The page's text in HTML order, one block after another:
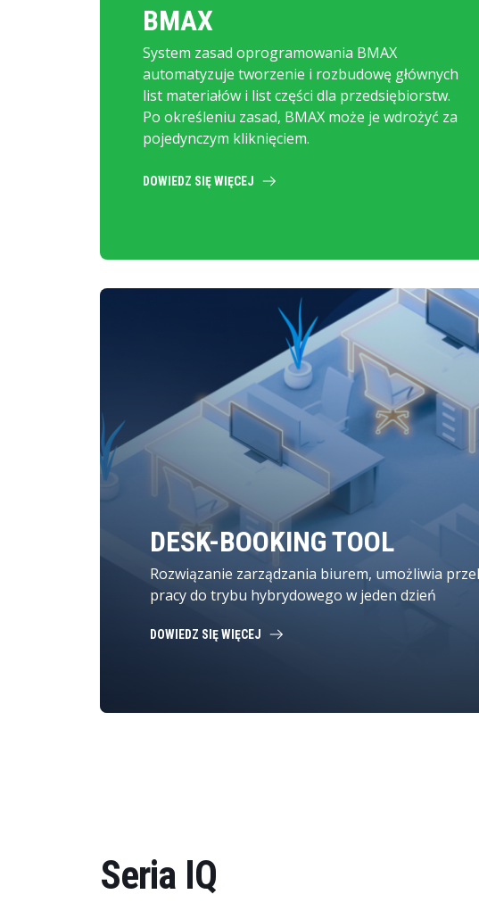
BMAX
System zasad oprogramowania BMAX
automatyzuje tworzenie i rozbudowę głównych
list materiałów i list części dla przedsiębiorstw.
Po określeniu zasad, BMAX może je wdrożyć za
pojedynczym kliknięciem.
DOWIEDZ SIĘ WIĘCEJ
DESK-BOOKING TOOL
Rozwiązanie zarządzania biurem, umożliwia
pracy do trybu hybrydowego w jeden dzień
DOWIEDZ SIĘ WIĘCEJ
Seria IQ